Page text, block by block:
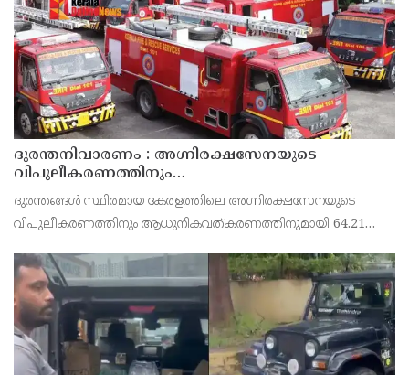
ദുരന്തനിവാരണം : അഗ്നിരക്ഷസേനയുടെ
വിപുലീകരണത്തിനും
ആധുനികവത്കരണത്തിനുമായി 64.21 കോടി രൂപ
കൂടി അനുവദിച്ചു
ദുരന്തങ്ങൾ സ്ഥിരമായ കേരളത്തിലെ അഗ്നിരക്ഷസേനയുടെ
വിപുലീകരണത്തിനും ആധുനികവത്കരണത്തിനുമായി 64.21
നിർദേശങ്ങൾക്കനുസരിച്ചാണ് രണ്ടാം ഘട്ടമായി സഹായധനം
അനുവദി